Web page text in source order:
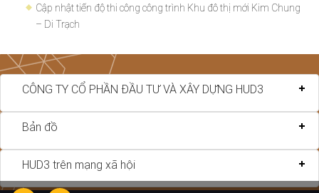
Cập nhật tiến độ thi công công trình Khu đô thị mới Kim Chung
– Di Trạch
CÔNG TY CỔ PHẦN ĐẦU TƯ VÀ XÂY DỰNG HUD3
Bản đồ
HUD3 trên mạng xã hội